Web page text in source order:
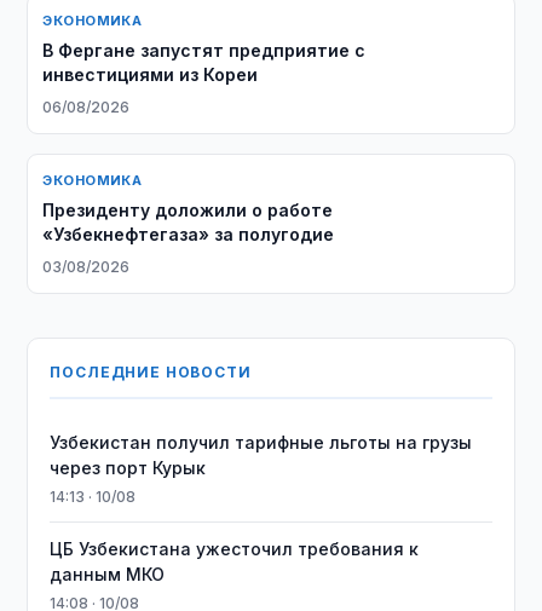
ЭКОНОМИКА
В Фергане запустят предприятие с
инвестициями из Кореи
06/08/2026
ЭКОНОМИКА
Президенту доложили о работе
«Узбекнефтегаза» за полугодие
03/08/2026
ПОСЛЕДНИЕ НОВОСТИ
Узбекистан получил тарифные льготы на грузы
через порт Курык
14:13 · 10/08
ЦБ Узбекистана ужесточил требования к
данным МКО
14:08 · 10/08